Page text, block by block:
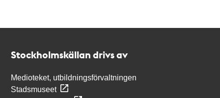
Stockholmskällan drivs av
Medioteket, utbildningsförvaltningen
Stadsmuseet